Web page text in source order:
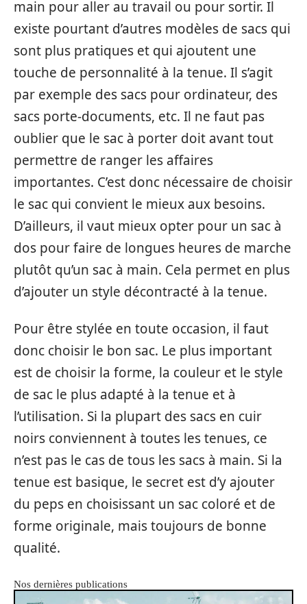
main pour aller au travail ou pour sortir. Il
existe pourtant d’autres modèles de sacs qui
sont plus pratiques et qui ajoutent une
touche de personnalité à la tenue. Il s’agit
par exemple des sacs pour ordinateur, des
sacs porte-documents, etc. Il ne faut pas
oublier que le sac à porter doit avant tout
permettre de ranger les affaires
importantes. C’est donc nécessaire de choisir
le sac qui convient le mieux aux besoins.
D’ailleurs, il vaut mieux opter pour un sac à
dos pour faire de longues heures de marche
plutôt qu’un sac à main. Cela permet en plus
d’ajouter un style décontracté à la tenue.
Pour être stylée en toute occasion, il faut
donc choisir le bon sac. Le plus important
est de choisir la forme, la couleur et le style
de sac le plus adapté à la tenue et à
l’utilisation. Si la plupart des sacs en cuir
noirs conviennent à toutes les tenues, ce
n’est pas le cas de tous les sacs à main. Si la
tenue est basique, le secret est d’y ajouter
du peps en choisissant un sac coloré et de
forme originale, mais toujours de bonne
qualité.
Nos dernières publications